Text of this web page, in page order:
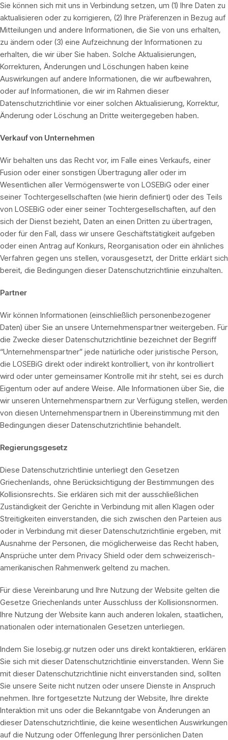
Sie können sich mit uns in Verbindung setzen, um (1) Ihre Daten zu
aktualisieren oder zu korrigieren, (2) Ihre Präferenzen in Bezug auf
Mitteilungen und andere Informationen, die Sie von uns erhalten,
zu ändern oder (3) eine Aufzeichnung der Informationen zu
erhalten, die wir über Sie haben. Solche Aktualisierungen,
Korrekturen, Änderungen und Löschungen haben keine
Auswirkungen auf andere Informationen, die wir aufbewahren,
oder auf Informationen, die wir im Rahmen dieser
Datenschutzrichtlinie vor einer solchen Aktualisierung, Korrektur,
Änderung oder Löschung an Dritte weitergegeben haben.
Verkauf von Unternehmen
Wir behalten uns das Recht vor, im Falle eines Verkaufs, einer
Fusion oder einer sonstigen Übertragung aller oder im
Wesentlichen aller Vermögenswerte von LOSEBiG oder einer
seiner Tochtergesellschaften (wie hierin definiert) oder des Teils
von LOSEBiG oder einer seiner Tochtergesellschaften, auf den
sich der Dienst bezieht, Daten an einen Dritten zu übertragen,
oder für den Fall, dass wir unsere Geschäftstätigkeit aufgeben
oder einen Antrag auf Konkurs, Reorganisation oder ein ähnliches
Verfahren gegen uns stellen, vorausgesetzt, der Dritte erklärt sich
bereit, die Bedingungen dieser Datenschutzrichtlinie einzuhalten.
Partner
Wir können Informationen (einschließlich personenbezogener
Daten) über Sie an unsere Unternehmenspartner weitergeben. Für
die Zwecke dieser Datenschutzrichtlinie bezeichnet der Begriff
“Unternehmenspartner” jede natürliche oder juristische Person,
die LOSEBiG direkt oder indirekt kontrolliert, von ihr kontrolliert
wird oder unter gemeinsamer Kontrolle mit ihr steht, sei es durch
Eigentum oder auf andere Weise. Alle Informationen über Sie, die
wir unseren Unternehmenspartnern zur Verfügung stellen, werden
von diesen Unternehmenspartnern in Übereinstimmung mit den
Bedingungen dieser Datenschutzrichtlinie behandelt.
Regierungsgesetz
Diese Datenschutzrichtlinie unterliegt den Gesetzen
Griechenlands, ohne Berücksichtigung der Bestimmungen des
Kollisionsrechts. Sie erklären sich mit der ausschließlichen
Zuständigkeit der Gerichte in Verbindung mit allen Klagen oder
Streitigkeiten einverstanden, die sich zwischen den Parteien aus
oder in Verbindung mit dieser Datenschutzrichtlinie ergeben, mit
Ausnahme der Personen, die möglicherweise das Recht haben,
Ansprüche unter dem Privacy Shield oder dem schweizerisch-
amerikanischen Rahmenwerk geltend zu machen.
Für diese Vereinbarung und Ihre Nutzung der Website gelten die
Gesetze Griechenlands unter Ausschluss der Kollisionsnormen.
Ihre Nutzung der Website kann auch anderen lokalen, staatlichen,
nationalen oder internationalen Gesetzen unterliegen.
Indem Sie losebig.gr nutzen oder uns direkt kontaktieren, erklären
Sie sich mit dieser Datenschutzrichtlinie einverstanden. Wenn Sie
mit dieser Datenschutzrichtlinie nicht einverstanden sind, sollten
Sie unsere Seite nicht nutzen oder unsere Dienste in Anspruch
nehmen. Ihre fortgesetzte Nutzung der Website, Ihre direkte
Interaktion mit uns oder die Bekanntgabe von Änderungen an
dieser Datenschutzrichtlinie, die keine wesentlichen Auswirkungen
auf die Nutzung oder Offenlegung Ihrer persönlichen Daten